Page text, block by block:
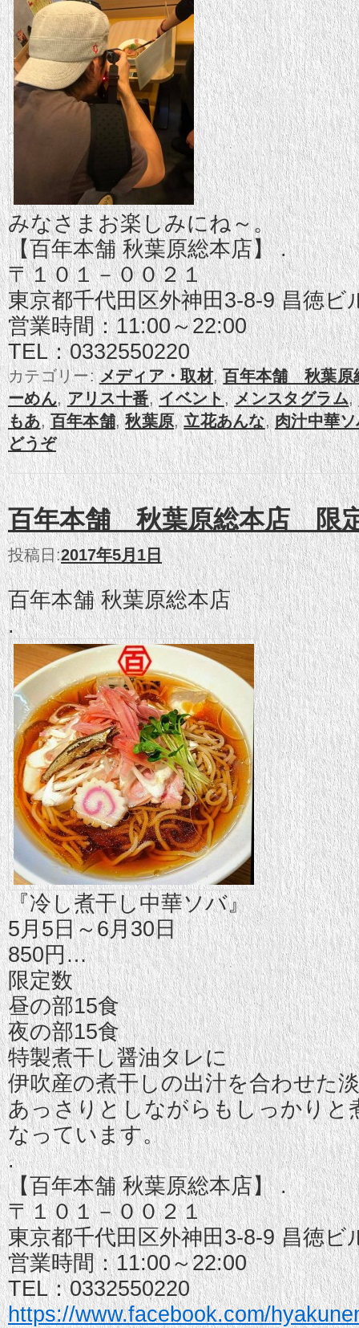
みなさまお楽しみにね～。
【百年本舗 秋葉原総本店】 .
〒１０１－００２１
東京都千代田区外神田3-8-9 昌徳ビ
営業時間：11:00～22:00
TEL：0332550220
カテゴリー: メディア・取材,百年本舗 秋葉原
ーめん,アリス十番,イベント,メンスタグラム,
もあ,百年本舗,秋葉原,立花あんな,肉汁中華
どうぞ
百年本舗 秋葉原総本店 限
投稿日:2017年5月1日
百年本舗 秋葉原総本店
.
『冷し煮干し中華ソバ』
5月5日～6月30日
850円…
限定数
昼の部15食
夜の部15食
特製煮干し醤油タレに
伊吹産の煮干しの出汁を合わせた
あっさりとしながらもしっかりと
なっています。
.
【百年本舗 秋葉原総本店】 .
〒１０１－００２１
東京都千代田区外神田3-8-9 昌徳ビ
営業時間：11:00～22:00
TEL：0332550220
https://www.facebook.com/